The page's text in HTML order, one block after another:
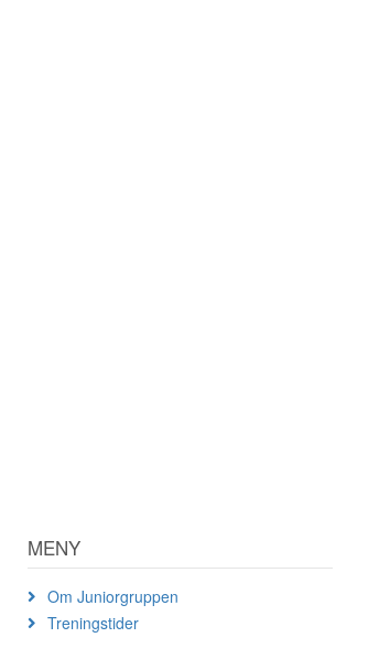
MENY
Om Juniorgruppen
Treningstider